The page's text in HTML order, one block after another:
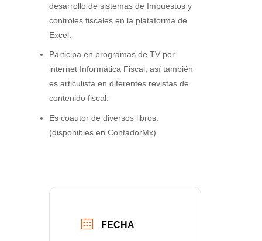
desarrollo de sistemas de Impuestos y
controles fiscales en la plataforma de
Excel.
Participa en programas de TV por
internet Informática Fiscal, así también
es articulista en diferentes revistas de
contenido fiscal.
Es coautor de diversos libros.
(disponibles en ContadorMx).
FECHA